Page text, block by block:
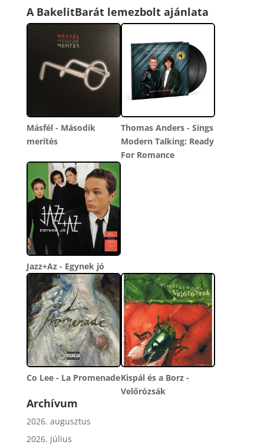
A BakelitBarát lemezbolt ajánlata
Másfél - Második
merítés
Thomas Anders - Sings
Modern Talking: Ready
For Romance
Jazz+Az - Egynek jó
Co Lee - La PromenadeKispál és a Borz -
Velőrózsák
Archívum
2026. augusztus
2026. július